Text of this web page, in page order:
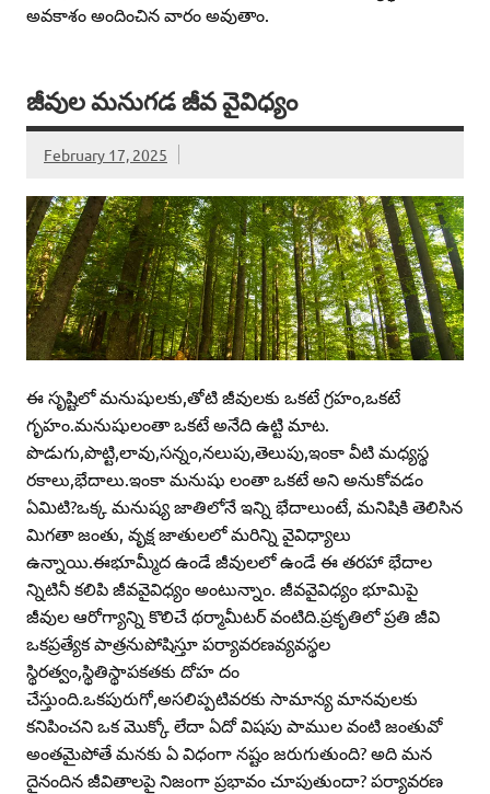
అవకాశం అందించిన వారం అవుతాం.
జీవుల మనుగడ జీవ వైవిధ్యం
February 17, 2025
ఈ సృష్టిలో మనుషులకు,తోటి జీవులకు ఒకటే గ్రహం,ఒకటే
గృహం.మనుషులంతా ఒకటే అనేది ఉట్టి మాట.
పొడుగు,పొట్టి,లావు,సన్నం,నలుపు,తెలుపు,ఇంకా వీటి మధ్యస్థ
రకాలు,భేదాలు.ఇంకా మనుషు లంతా ఒకటే అని అనుకోవడం
ఏమిటి?ఒక్క మనుష్య జాతిలోనే ఇన్ని భేదాలుంటే, మనిషికి తెలిసిన
మిగతా జంతు, వృక్ష జాతులలో మరిన్ని వైవిధ్యాలు
ఉన్నాయి.ఈభూమ్మీద ఉండే జీవులలో ఉండే ఈ తరహా భేదాల
న్నిటినీ కలిపి జీవవైవిధ్యం అంటున్నాం. జీవవైవిధ్యం భూమిపై
జీవుల ఆరోగ్యాన్ని కొలిచే థర్మామీటర్‌ వంటిది.ప్రకృతిలో ప్రతి జీవి
ఒకప్రత్యేక పాత్రనుపోషిస్తూ పర్యావరణవ్యవస్థల
స్థిరత్వం,స్థితిస్థాపకతకు దోహ దం
చేస్తుంది.ఒకపురుగో,అసలిప్పటివరకు సామాన్య మానవులకు
కనిపించని ఒక మొక్కో లేదా ఏదో విషపు పాముల వంటి జంతువో
అంతమైపోతే మనకు ఏ విధంగా నష్టం జరుగుతుంది? అది మన
దైనందిన జీవితాలపై నిజంగా ప్రభావం చూపుతుందా? పర్యావరణ